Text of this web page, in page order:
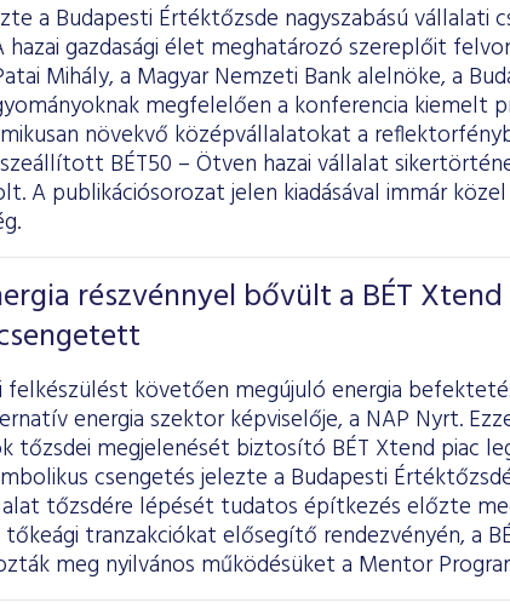
a Budapesti Értéktőzsde nagyszabású vállalati
hazai gazdasági élet meghatározó szereplőit
Mihály, a Magyar Nemzeti Bank alelnöke, a
megfelelően a konferencia kiemelt
növekvő középvállalatokat a
BÉT50 – Ötven hazai vállalat
A publikációsorozat jelen kiadásával immár
részvénnyel bővült a BÉT
felkészülést követően megújuló energia
energia szektor képviselője, a NAP Nyrt.
tőzsdei megjelenését biztosító BÉT Xtend piac
csengetés jelezte a Budapesti
tőzsdére lépését tudatos építkezés előzte
tranzakciókat elősegítő rendezvényén, a
meg nyilvános működésüket a Mentor